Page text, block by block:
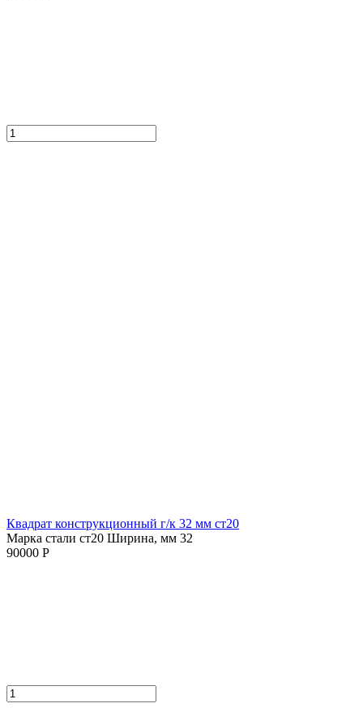
Квадрат конструкционный г/к 32 мм cт20
Марка стали ст20 Ширина, мм 32
90000 Р